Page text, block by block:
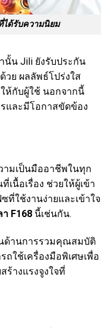
ได้รับความนิยม
นั้น Jili ยังรับประกัน
วย ผลลัพธ์โปร่งใส
ให้กับผู้ใช้ นอกจากนี้
รและมีโอกาสขัดข้อง
ามเป็นมืออาชีพในทุก
เนื้อเรื่อง ช่วยให้ผู้เข้า
ที่ใช้งานง่ายและเข้าใจ
า F168 นี้เช่นกัน.
นด้านการรวมคุณสมบัติ
ใช้เครื่องมือพิเศษเพื่อ
ร้างแรงจูงใจที่